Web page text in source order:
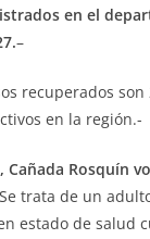
en el
–
recuperados son
en la región.-
Cañada Rosquín
Se trata de un
estado de salud